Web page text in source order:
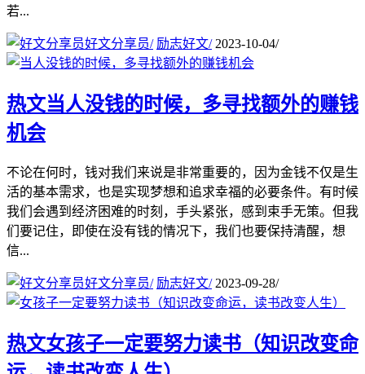
若...
好文分享员/ 励志好文/ 2023-10-04/
热文当人没钱的时候，多寻找额外的赚钱
机会
不论在何时，钱对我们来说是非常重要的，因为金钱不仅是生
活的基本需求，也是实现梦想和追求幸福的必要条件。有时候
我们会遇到经济困难的时刻，手头紧张，感到束手无策。但我
们要记住，即使在没有钱的情况下，我们也要保持清醒，想
信...
好文分享员/ 励志好文/ 2023-09-28/
热文女孩子一定要努力读书（知识改变命